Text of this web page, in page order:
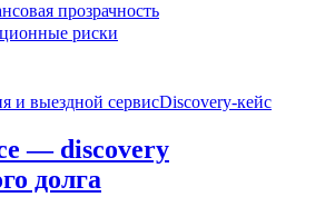
прозрачность
риски
и выездной сервисDiscovery-кейс
— discovery
долга